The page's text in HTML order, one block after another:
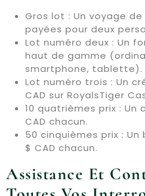
Gros lot : Un voyage
payées pour deux
Lot numéro deux : Un
haut de gamme
smartphone, tablette).
Lot numéro trois : Un
CAD sur RoyalsTiger
10 quatrièmes prix : Un
CAD chacun.
50 cinquièmes prix :
$ CAD chacun.
Assistance Et